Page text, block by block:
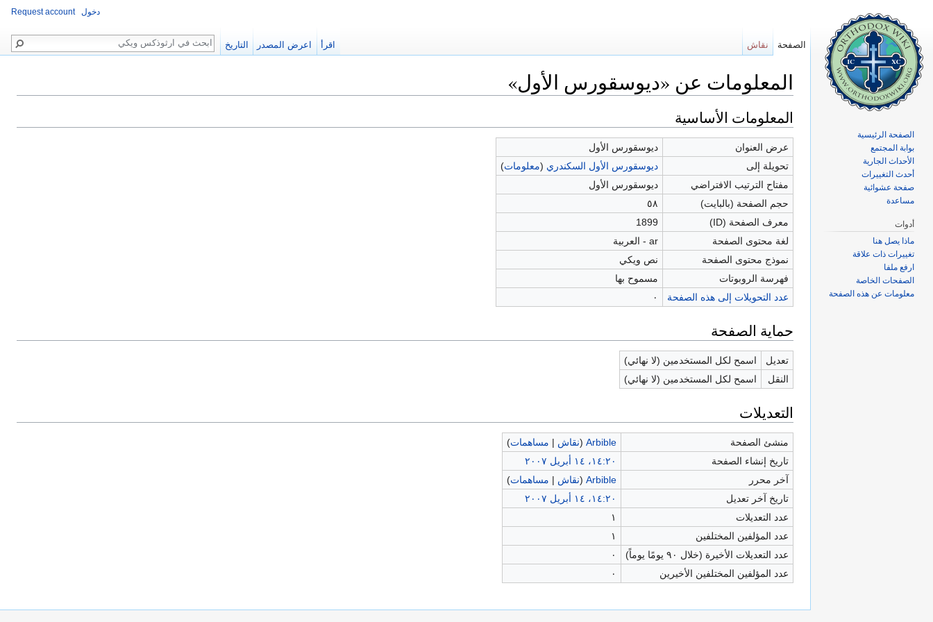
المعلومات عن «ديوسقورس الأول»
المعلومات الأساسية
عرض العنوان
ديوسقورس الأول
تحويلة إلى
ديوسقورس الأول السكندري (معلومات)
مفتاح الترتيب الافتراضي
ديوسقورس الأول
حجم الصفحة (بالبايت)
٥٨
معرف الصفحة (ID)
1899
لغة محتوى الصفحة
ar - العربية
نموذج محتوى الصفحة
نص ويكي
فهرسة الروبوتات
مسموح بها
عدد التحويلات إلى هذه الصفحة
٠
حماية الصفحة
تعديل
اسمح لكل المستخدمين (لا نهائي)
النقل
اسمح لكل المستخدمين (لا نهائي)
التعديلات
منشئ الصفحة Arbible
(نقاش | مساهمات)
تاريخ إنشاء الصفحة
١٤:٢٠، ١٤ أبريل ٢٠٠٧
آخر محرر
Arbible
(نقاش | مساهمات)
تاريخ آخر تعديل
١٤:٢٠، ١٤ أبريل ٢٠٠٧
عدد التعديلات
١
عدد المؤلفين المختلفين
١
عدد التعديلات الأخيرة (خلال ٩٠ يومًا يوماً)
٠
عدد المؤلفين المختلفين الأخيرين
٠
Request account دخول
نقاش الصفحة
بحث
التاريخ اعرض المصدر اقرأ
الصفحة الرئيسية
بوابة المجتمع
الأحداث الجارية
أحدث التغييرات
صفحة عشوائية
مساعدة
أدوات
ماذا يصل هنا
تغييرات ذات علاقة
ارفع ملفا
الصفحات الخاصة
معلومات عن هذه الصفحة